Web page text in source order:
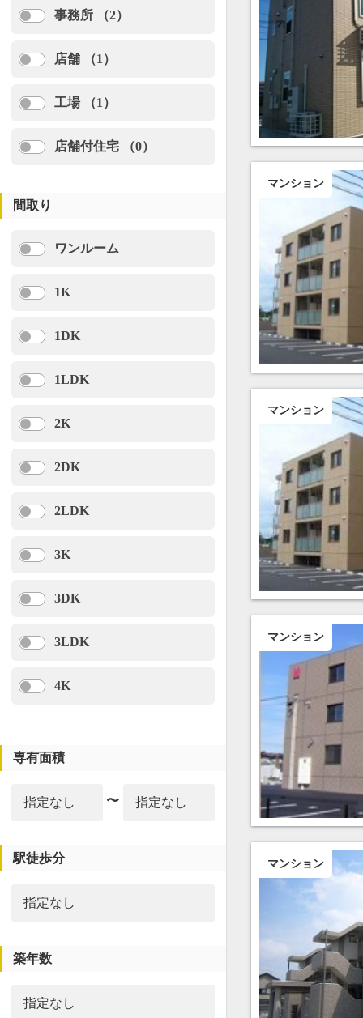
事務所 （2）
店舗 （1）
工場 （1）
店舗付住宅 （0）
間取り
ワンルーム
1K
1DK
1LDK
2K
2DK
2LDK
3K
3DK
3LDK
4K
専有面積
〜
駅徒歩分
築年数
マンション
マンション
マンション
マンション